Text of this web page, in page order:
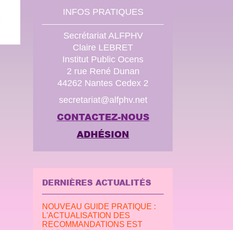
INFOS PRATIQUES
Secrétariat ALFPHV
Claire LEBRET
Institut Public Ocens
2 rue René Dunan
44262 Nantes Cedex 2
secretariat@alfphv.net
CONTACTEZ-NOUS
ADHÉSION
DERNIÈRES ACTUALITÉS
NOUVEAU GUIDE PRATIQUE :
L'ACTUALISATION DES
RECOMMANDATIONS EST